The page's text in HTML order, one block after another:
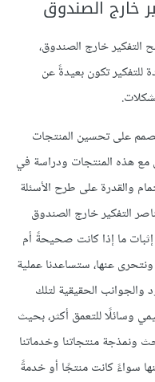
خارج الصندوق
التفكير خارج الصندوق،
تكون بعيدةً عن
على تحسين المنتجات
مع هذه المنتجات ودراسة في
والقدرة على طرح الأسئلة
التفكير خارج الصندوق
ما إذا كانت صحيحةً أم
عنها، ستساعدنا عملية
والجوانب الحقيقية لتلك
وسائلًا للتعمق أكثر، بحيث
ونمذجة منتجاتنا وخدماتنا
سواءً كانت منتجًا أو خدمةً